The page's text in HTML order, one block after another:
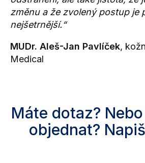
změnu a že zvolený postup je
nejšetrnější.“
MUDr. Aleš-Jan Pavlíček,
Medical
Máte dotaz?
objednat?